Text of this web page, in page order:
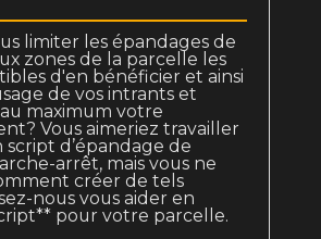
limiter les épandages de
zones de la parcelle les
d'en bénéficier et ainsi
de vos intrants et
maximum votre
Vous aimeriez travailler
script d’épandage de
arrêt, mais vous ne
créer de tels
nous vous aider en
pour votre parcelle.